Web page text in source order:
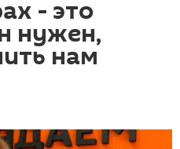
- это
нужен,
нам